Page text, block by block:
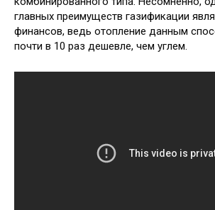
главных преимуществ газификации
финансов, ведь отопление данным
почти в 10 раз дешевле, чем углем.